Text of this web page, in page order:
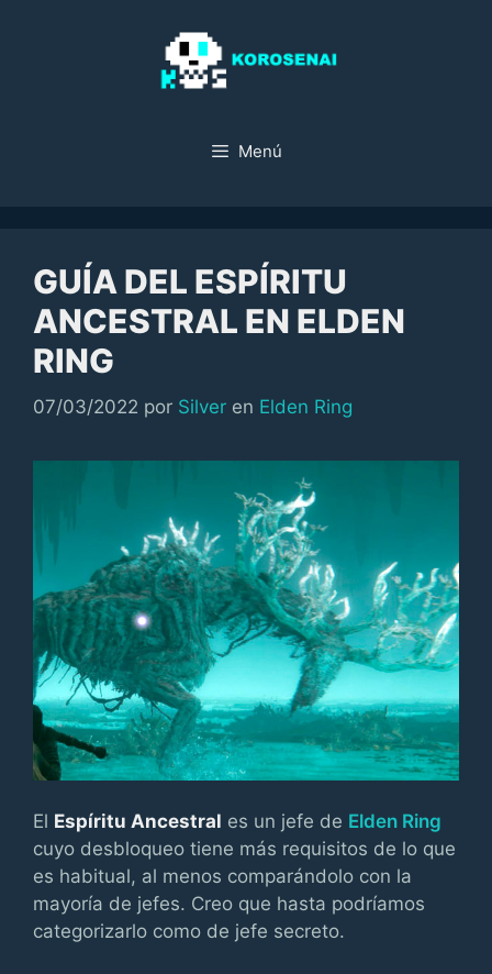
Menú
GUÍA DEL ESPÍRITU
ANCESTRAL EN ELDEN
RING
07/03/2022 por Silver en Categorías
Elden Ring
El Espíritu Ancestral es un jefe de Elden Ring
cuyo desbloqueo tiene más requisitos de lo que
es habitual, al menos comparándolo con la
mayoría de jefes. Creo que hasta podríamos
categorizarlo como de jefe secreto.